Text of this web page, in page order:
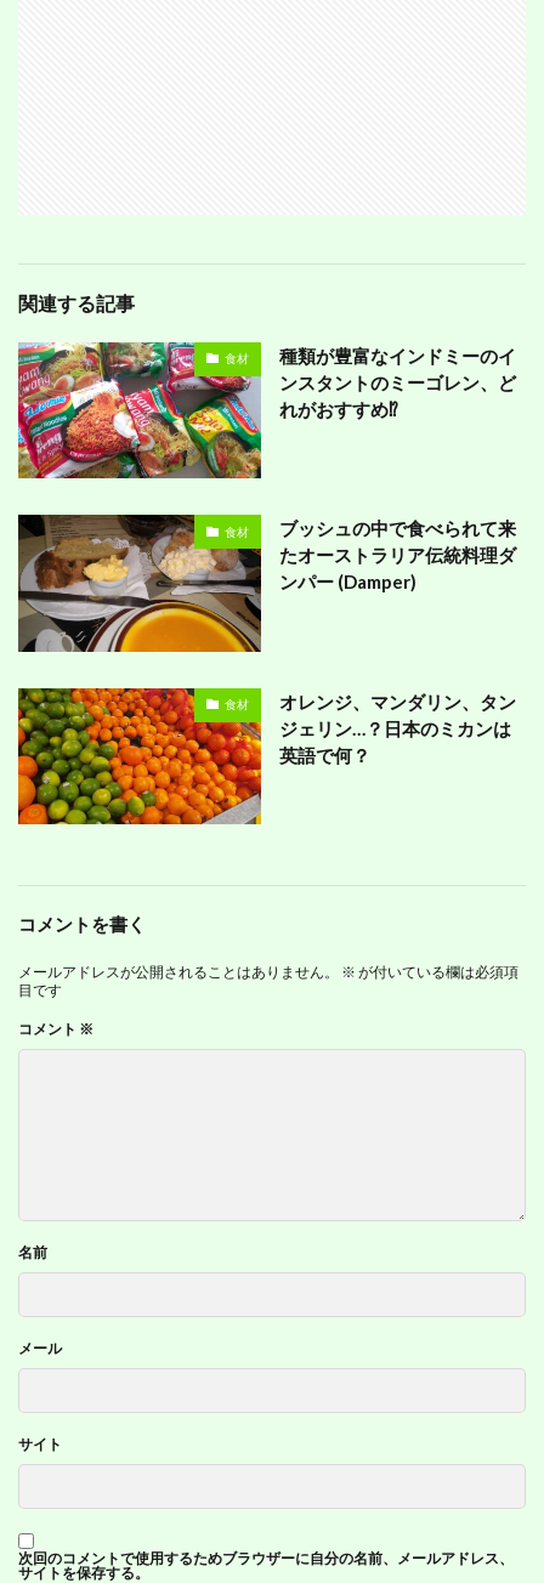
関連する記事
食材
種類が豊富なインドミーのイ
ンスタントのミーゴレン、ど
れがおすすめ⁉︎
食材
ブッシュの中で食べられて来
たオーストラリア伝統料理ダ
ンパー (Damper)
食材
オレンジ、マンダリン、タン
ジェリン…？日本のミカンは
英語で何？
コメントを書く
メールアドレスが公開されることはありません。 ※ が付いている欄は必須項
目です
コメント ※
名前
メール
サイト
次回のコメントで使用するためブラウザーに自分の名前、メールアドレス、
サイトを保存する。